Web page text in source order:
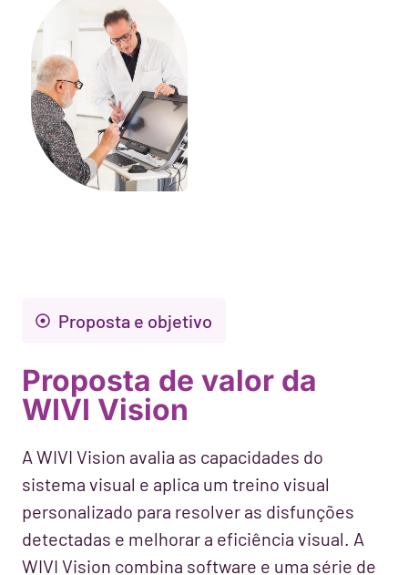
Proposta e objetivo
Proposta de valor da
WIVI Vision
A WIVI Vision avalia as capacidades do
sistema visual e aplica um treino visual
personalizado para resolver as disfunções
detectadas e melhorar a eficiência visual. A
WIVI Vision combina software e uma série de